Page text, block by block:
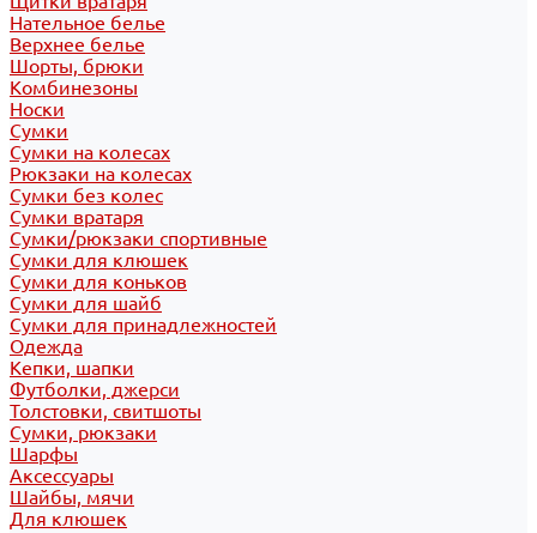
Нательное белье
Верхнее белье
Шорты, брюки
Комбинезоны
Носки
Сумки
Сумки на колесах
Рюкзаки на колесах
Сумки без колес
Сумки вратаря
Сумки/рюкзаки спортивные
Сумки для клюшек
Сумки для коньков
Сумки для шайб
Сумки для принадлежностей
Одежда
Кепки, шапки
Футболки, джерси
Толстовки, свитшоты
Сумки, рюкзаки
Шарфы
Аксессуары
Шайбы, мячи
Для клюшек